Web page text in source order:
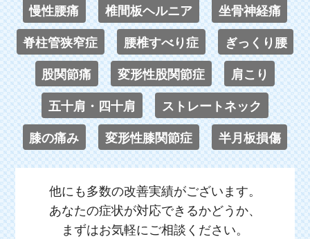
慢性腰痛 椎間板ヘルニア
坐骨神経痛
脊柱管狭窄症
腰椎すべり症
ぎっくり腰
股関節痛
変形性股関節症
肩こり
五十肩・四十肩
ストレートネック
膝の痛み
変形性膝関節症 半月板損傷
他にも多数の改善実績がございます。
あなたの症状が対応できるかどうか、
まずはお気軽にご相談ください。